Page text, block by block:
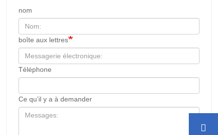
nom
boîte aux lettres
Téléphone
Ce qu’il y a à demander